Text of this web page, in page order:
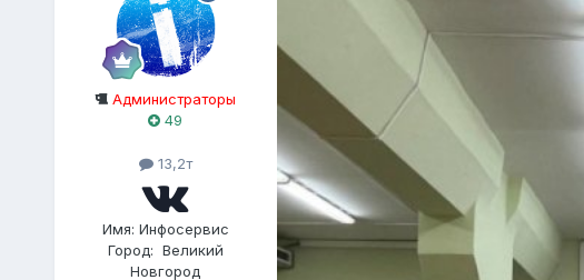
Администраторы
49
13,2т
Имя: Инфосервис
Город: Великий
Новгород